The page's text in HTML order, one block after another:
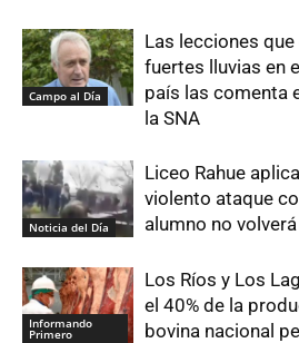
Campo al Día
Las lecciones
fuertes lluvias en
país las comenta
la SNA
Noticia del Día
Liceo Rahue
violento ataque
alumno no
Informando
Primero
Los Ríos y Los
el 40% de la
bovina nacional